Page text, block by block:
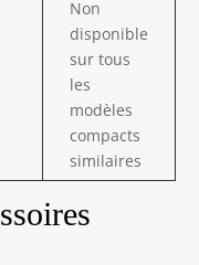
familiales et
pour
sociaux.
complet prêt
comprend
photo, 2
câble
objectif
Non
disponible
sur tous
les
modèles
compacts
similaires